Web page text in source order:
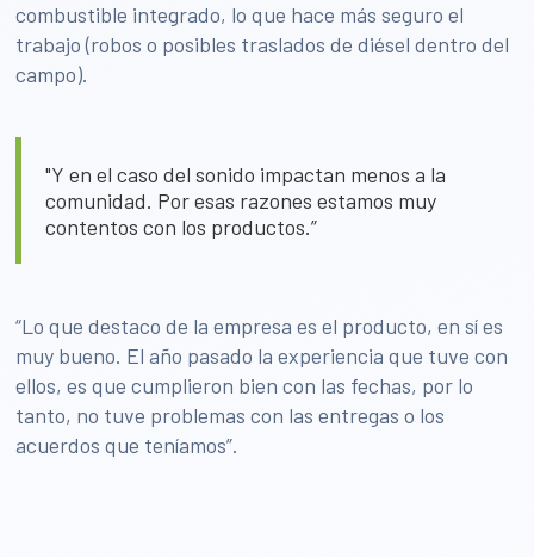
combustible integrado, lo que hace más seguro el
trabajo (robos o posibles traslados de diésel dentro del
campo).
"Y en el caso del sonido impactan menos a la
comunidad. Por esas razones estamos muy
contentos con los productos.”
“Lo que destaco de la empresa es el producto, en sí es
muy bueno. El año pasado la experiencia que tuve con
ellos, es que cumplieron bien con las fechas, por lo
tanto, no tuve problemas con las entregas o los
acuerdos que teníamos”.